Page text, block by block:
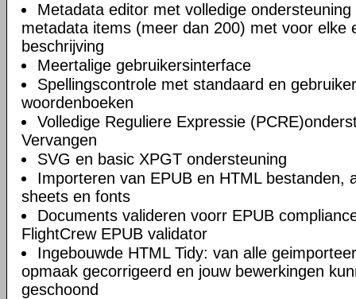
Metadata editor met volledige
metadata items (meer dan 200) met voor elke
beschrijving
Meertalige gebruikersinterface
Spellingscontrole met standaard en
woordenboeken
Volledige Reguliere Expressie
Vervangen
SVG en basic XPGT ondersteuning
Importeren van EPUB en HTML bestanden,
sheets en fonts
Documents valideren voorr EPUB
FlightCrew EPUB validator
Ingebouwde HTML Tidy: van alle
opmaak gecorrigeerd en jouw bewerkingen
geschoond